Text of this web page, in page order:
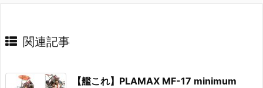
関連記事
【艦これ】PLAMAX MF-17 minimum